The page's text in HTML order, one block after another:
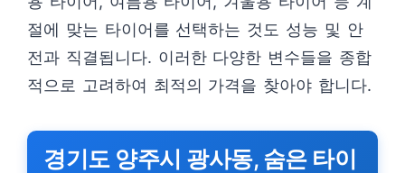
절에 맞는 타이어를 선택하는 것도 성능 및 안
전과 직결됩니다. 이러한 다양한 변수들을 종합
적으로 고려하여 최적의 가격을 찾아야 합니다.
경기도 양주시 광사동, 숨은 타이